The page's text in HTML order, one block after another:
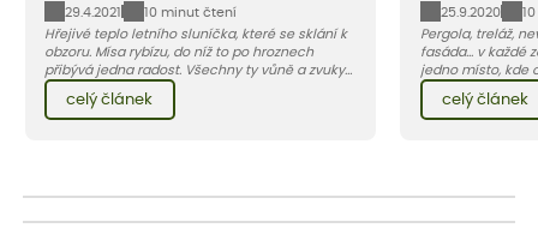
29.4.2021
10 minut čtení
Hřejivé teplo letního sluníčka, které se sklání k
obzoru. Mísa rybízu, do níž to po hroznech
přibývá jedna radost. Všechny ty vůně a zvuky
červencové zahrady. Sklizeň rybízu do kuchyně
vnese neuvěřitelný klid a radost. A taky trochu
bezstarostnosti dětství při mlsání babiččina
celý článek
25.9.2020
Pergola, treláž,
fasáda... v každé
jedno místo, kde
popínavých
oporu či bez ní.
v zahradě víc,
celý článek